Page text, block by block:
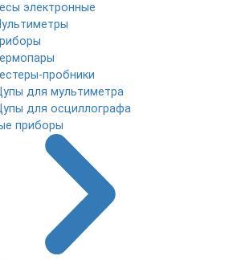
электронные
пробники
для мультиметра
для осциллографа
приборы